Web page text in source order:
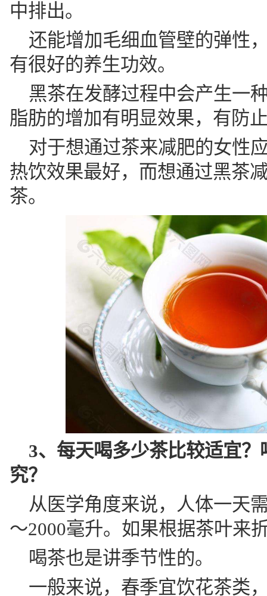
中排出。
还能增加毛细血管壁的弹性
有很好的养生功效。
黑茶在发酵过程中会产生一
脂肪的增加有明显效果，有防
对于想通过茶来减肥的女性
热饮效果最好，而想通过黑茶
茶。
3、每天喝多少茶比较适宜
究？
从医学角度来说，人体一天
～2000毫升。如果根据茶叶来
喝茶也是讲季节性的。
一般来说，春季宜饮花茶类